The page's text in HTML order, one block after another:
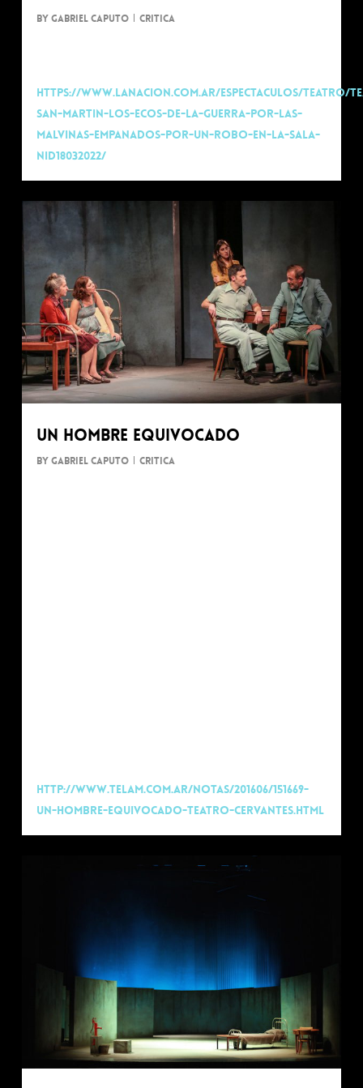
ByGabriel Caputo Critica
https://www.lanacion.com.ar/espectaculos/teatro/
san-martin-los-ecos-de-la-guerra-por-las-
malvinas-empanados-por-un-robo-en-la-sala-
nid18032022/
Un hombre equivocado
ByGabriel Caputo Critica
http://www.telam.com.ar/notas/201606/151669-
un-hombre-equivocado-teatro-cervantes.html